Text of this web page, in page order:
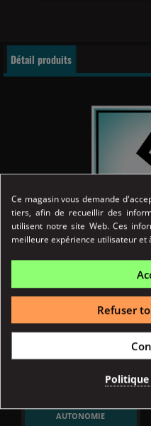
Détail produits
Box
BATTERIE
AUTONOMIE
Ce magasin vous demande
tiers, afin de recueillir des
utilisent notre site Web. Ces
meilleure expérience utilisateur
Refuser